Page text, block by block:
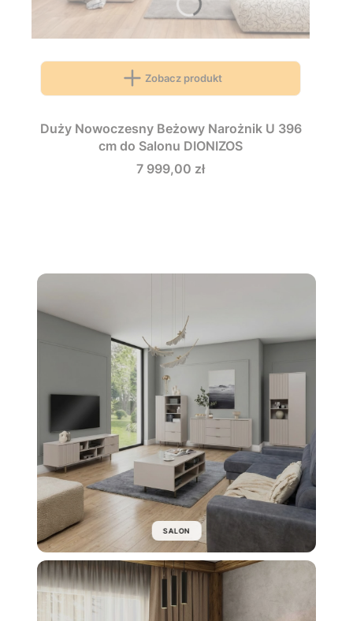
Zobacz produkt
Duży Nowoczesny Beżowy Narożnik U 396
cm do Salonu DIONIZOS
Cena
7 999,00 zł
SALON